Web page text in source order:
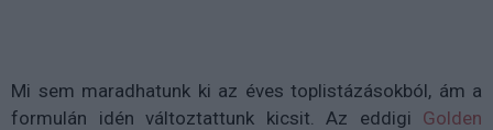
Mi sem maradhatunk ki az éves toplistázásokból, ám a
formulán idén változtattunk kicsit. Az eddigi Golden